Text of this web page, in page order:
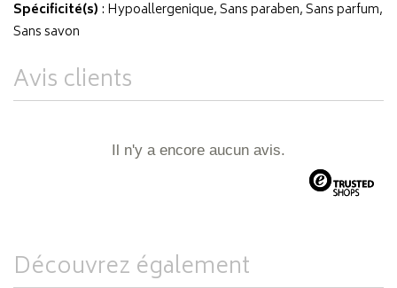
Spécificité(s) : Hypoallergenique, Sans paraben, Sans parfum,
Sans savon
Avis clients
Il n'y a encore aucun avis.
Découvrez également